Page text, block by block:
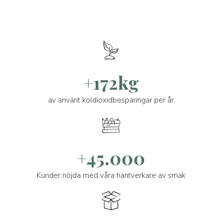
+172kg
av använt koldioxidbesparingar per år
+45.000
Kunder nöjda med våra hantverkare av smak